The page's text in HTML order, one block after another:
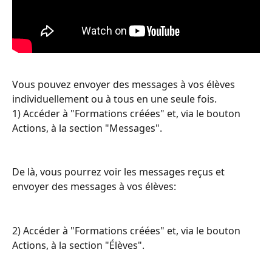
Vous pouvez envoyer des messages à vos élèves
individuellement ou à tous en une seule fois.
1) Accéder à "Formations créées" et, via le bouton
Actions, à la section "Messages".
De là, vous pourrez voir les messages reçus et
envoyer des messages à vos élèves:
2) Accéder à "Formations créées" et, via le bouton
Actions, à la section "Élèves".